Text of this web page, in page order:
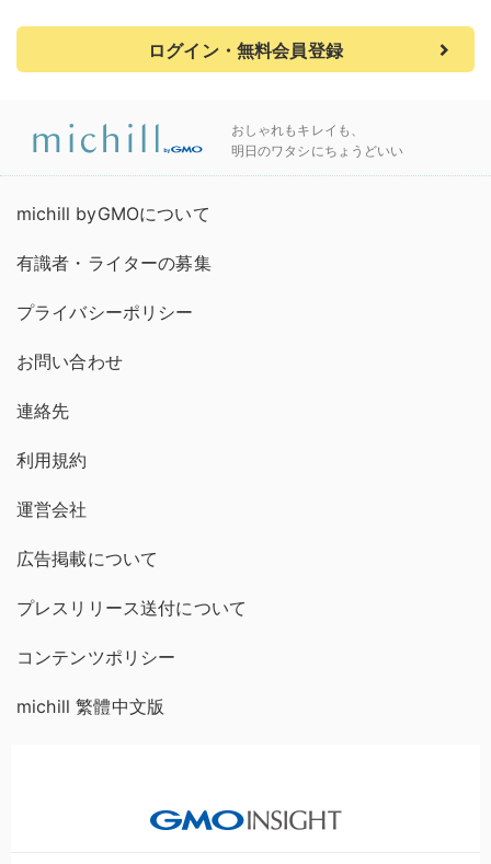
ログイン・無料会員登録
おしゃれもキレイも、
明日のワタシにちょうどいい
michill byGMOについて
有識者・ライターの募集
プライバシーポリシー
お問い合わせ
連絡先
利用規約
運営会社
広告掲載について
プレスリリース送付について
コンテンツポリシー
michill 繁體中文版